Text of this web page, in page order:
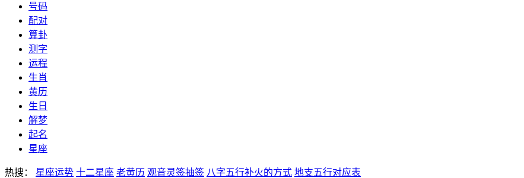
号码
配对
算卦
测字
运程
生肖
黄历
生日
解梦
起名
星座
热搜： 星座运势 十二星座 老黄历 观音灵签抽签 八字五行补火的方式 地支五行对应表